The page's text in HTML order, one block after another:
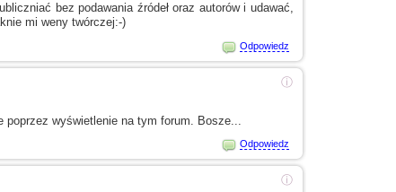
bez podawania źródeł oraz autorówi udawać,
mi weny twórczej:-)
Odpowiedz
ⓘ
poprzez wyświetlenie na tym forum. Bosze...
Odpowiedz
ⓘ